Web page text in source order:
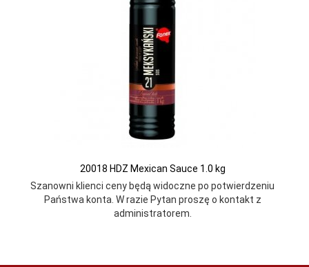
20018 HDZ Mexican Sauce 1.0 kg
Szanowni klienci ceny będą widoczne po potwierdzeniu
Państwa konta. W razie Pytan proszę o kontakt z
administratorem.